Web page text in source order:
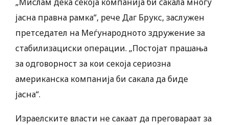
јасна правна рамка“, рече Даг Брукс, заслужен
претседател на Меѓународното здружение за
стабилизациски операции. „Постојат прашања
за одговорност за кои секоја сериозна
американска компанија би сакала да биде
јасна“.
Израелските власти не сакаат да преговараат за